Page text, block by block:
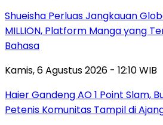
Shueisha Perluas Jangkauan
MILLION, Platform Manga yang
Bahasa
Kamis, 6 Agustus 2026 - 12:10 WIB
Haier Gandeng AO 1 Point Slam,
Petenis Komunitas Tampil di